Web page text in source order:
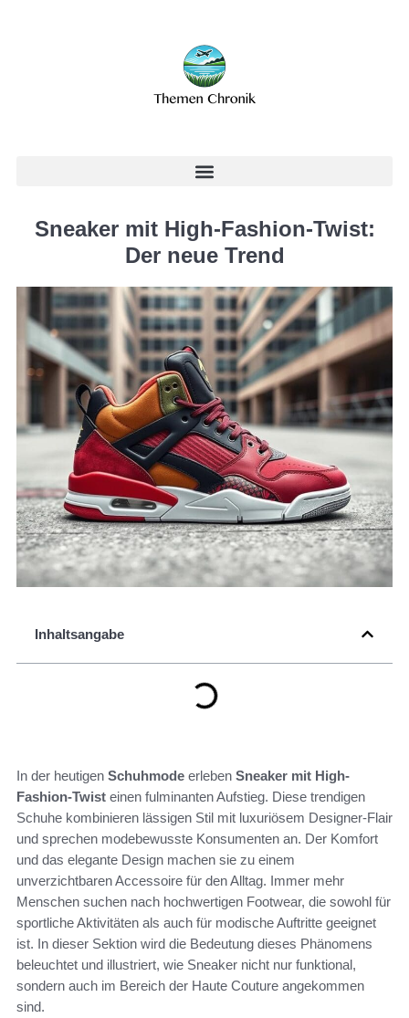
Sneaker mit High-Fashion-Twist:
Der neue Trend
Inhaltsangabe
In der heutigen Schuhmode erleben Sneaker mit High-
Fashion-Twist einen fulminanten Aufstieg. Diese trendigen
Schuhe kombinieren lässigen Stil mit luxuriösem Designer-Flair
und sprechen modebewusste Konsumenten an. Der Komfort
und das elegante Design machen sie zu einem
unverzichtbaren Accessoire für den Alltag. Immer mehr
Menschen suchen nach hochwertigen Footwear, die sowohl für
sportliche Aktivitäten als auch für modische Auftritte geeignet
ist. In dieser Sektion wird die Bedeutung dieses Phänomens
beleuchtet und illustriert, wie Sneaker nicht nur funktional,
sondern auch im Bereich der Haute Couture angekommen
sind.